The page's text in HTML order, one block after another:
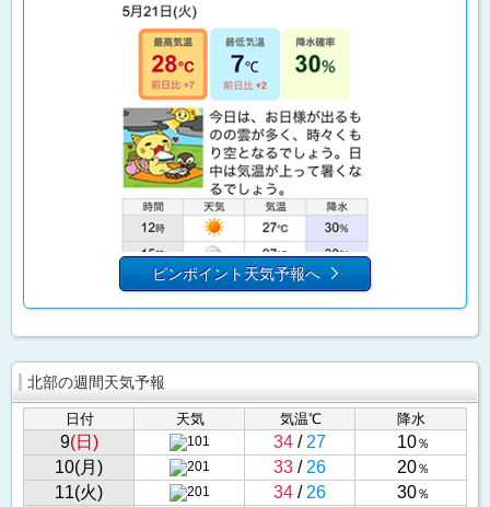
ピンポイント天気予報へ
北部の週間天気予報
日付 天気 気温℃ 降水
9(日) 34 / 27 10％
10(月) 33 / 26 20％
11(火) 34 / 26 30％